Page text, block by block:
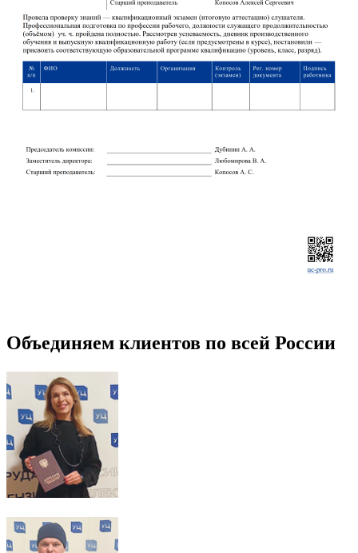
Объединяем клиентов по всей России